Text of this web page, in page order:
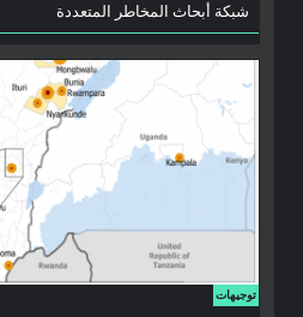
شبكة أبحاث المخاطر المتعددة
توجيهات